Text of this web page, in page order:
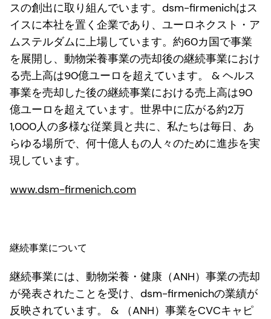
スの創出に取り組んでいます。dsm-firmenichはス
イスに本社を置く企業であり、ユーロネクスト・ア
ムステルダムに上場しています。約60カ国で事業
を展開し、動物栄養事業の売却後の継続事業におけ
る売上高は90億ユーロを超えています。 & ヘルス
事業を売却した後の継続事業における売上高は90
億ユーロを超えています。世界中に広がる約2万
1,000人の多様な従業員と共に、私たちは毎日、あ
らゆる場所で、何十億人もの人々のために進歩を実
現しています。
www.dsm-firmenich.com
継続事業について
継続事業には、動物栄養・健康（ANH）事業の売却
が発表されたことを受け、dsm-firmenichの業績が
反映されています。 & （ANH）事業をCVCキャピ